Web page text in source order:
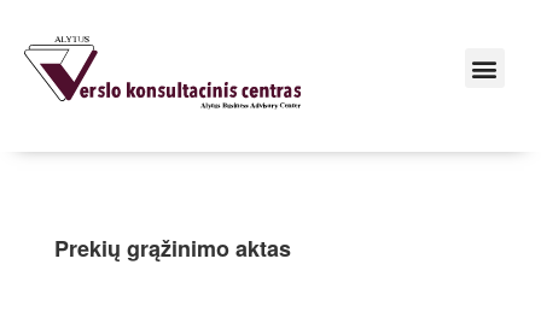
Prekių grąžinimo aktas